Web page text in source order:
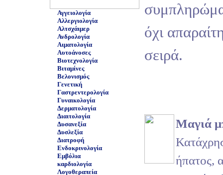
Αγγειολογία
Αλλεργιολογία
Αλτσχάιμερ
Ανδρολογία
Αιματολογία
Αυτοάνοσες
Βιοτεχνολογία
Βιταμίνες
Βελονισμός
Γενετική
Γαστρεντερολογία
Γυναικολογία
Δερματολογία
Διαιτολογία
Δυσανεξία
Δυσλεξία
Διατροφή
Ενδοκρινολογία
Εμβόλια
καρδιολογία
Λογοθεραπεία
όχι
σειρά.
Μαγιά
ήπατος,